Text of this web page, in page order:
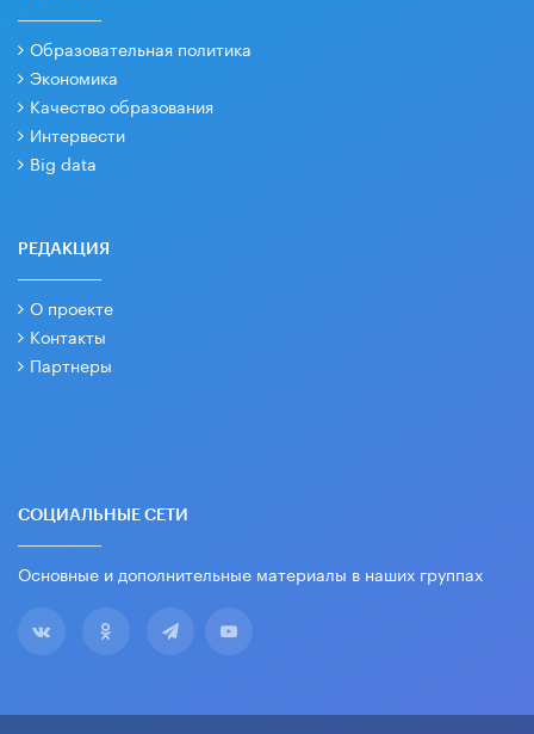
Образовательная политика
Экономика
Качество образования
Интервести
Big data
РЕДАКЦИЯ
О проекте
Контакты
Партнеры
СОЦИАЛЬНЫЕ СЕТИ
Основные и дополнительные материалы в наших группах